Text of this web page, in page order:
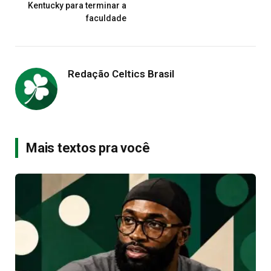
Kentucky para terminar a
faculdade
Redação Celtics Brasil
Mais textos pra você